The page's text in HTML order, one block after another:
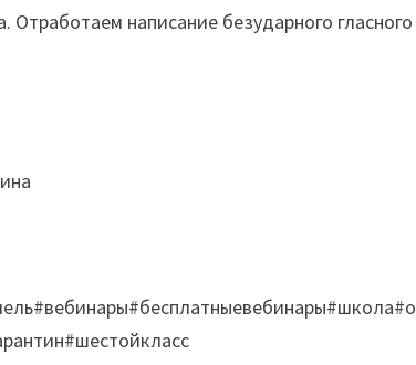
написание безударного гласного